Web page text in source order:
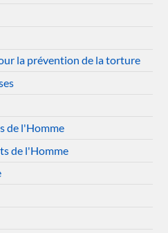
la prévention de la torture
de l'Homme
de l'Homme